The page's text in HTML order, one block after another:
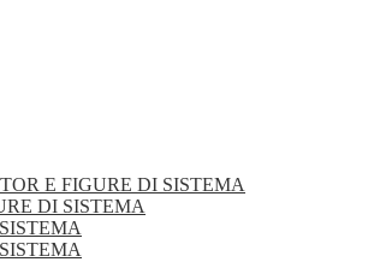
E FIGURE DI SISTEMA
DI SISTEMA